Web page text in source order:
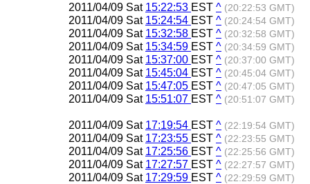
2011/04/09 Sat 15:22:53 EST ^ (20:22:53 GMT)
2011/04/09 Sat 15:24:54 EST ^ (20:24:54 GMT)
2011/04/09 Sat 15:32:58 EST ^ (20:32:58 GMT)
2011/04/09 Sat 15:34:59 EST ^ (20:34:59 GMT)
2011/04/09 Sat 15:37:00 EST ^ (20:37:00 GMT)
2011/04/09 Sat 15:45:04 EST ^ (20:45:04 GMT)
2011/04/09 Sat 15:47:05 EST ^ (20:47:05 GMT)
2011/04/09 Sat 15:51:07 EST ^ (20:51:07 GMT)
2011/04/09 Sat 17:19:54 EST ^ (22:19:54 GMT)
2011/04/09 Sat 17:23:55 EST ^ (22:23:55 GMT)
2011/04/09 Sat 17:25:56 EST ^ (22:25:56 GMT)
2011/04/09 Sat 17:27:57 EST ^ (22:27:57 GMT)
2011/04/09 Sat 17:29:59 EST ^ (22:29:59 GMT)